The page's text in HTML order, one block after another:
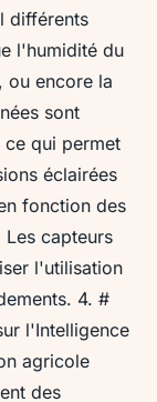
différents
l'humidité du
ou encore la
sont
ce qui permet
éclairées
fonction des
capteurs
l'utilisation
4. #
l'Intelligence
agricole
des